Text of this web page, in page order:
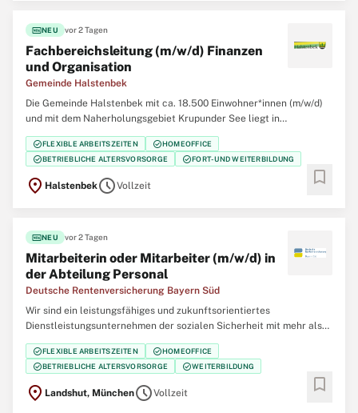
fiber_newNEU vor 2 Tagen
Fachbereichsleitung (m/w/d) Finanzen
und Organisation
Gemeinde Halstenbek
Die Gemeinde Halstenbek mit ca. 18.500 Einwohner*innen (m/w/d)
und mit dem Naherholungsgebiet Krupunder See liegt in
landschaftlich reizvoller Lage am Stadtrand von Hamburg.
Autobahn und S-Bahn bieten optimale Verkehrsanbindungen in die
Hamburger Innenstadt. Alle allgemeinbildenden
check_circleFLEXIBLE ARBEITSZEITEN check_circleHOMEOFFICE
check_circleBETRIEBLICHE ALTERSVORSORGE check_circleFORT- UND WEITERBILDUNG
location_on HalstenbekscheduleVollzeit bookmark
fiber_newNEU vor 2 Tagen
Mitarbeiterin oder Mitarbeiter (m/w/d) in
der Abteilung Personal
Deutsche Rentenversicherung Bayern Süd
Wir sind ein leistungsfähiges und zukunftsorientiertes
Dienstleistungsunternehmen der sozialen Sicherheit mit mehr als
3.600 Mitarbeiterinnen und Mitarbeitern. Als regionaler Träger der
Deutschen Rentenversicherung sind wir für die Regierungsbezirke
Oberbayern, Niederbayern und Oberpfalz
check_circleFLEXIBLE ARBEITSZEITEN check_circleHOMEOFFICE
check_circleBETRIEBLICHE ALTERSVORSORGE check_circleWEITERBILDUNG
location_on Landshut, MünchenscheduleVollzeit bookmark